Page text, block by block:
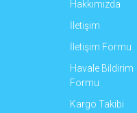
Hakkımızda
İletişim
İletişim Formu
Havale Bildirim
Formu
Kargo Takibi